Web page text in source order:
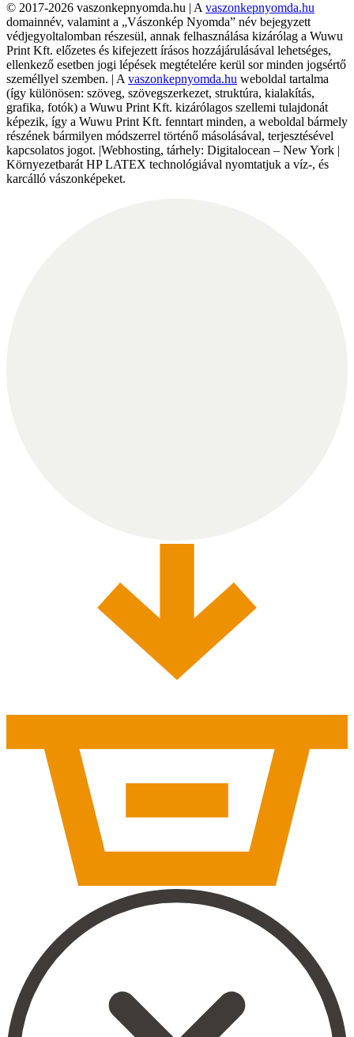
© 2017-2026 vaszonkepnyomda.hu | A vaszonkepnyomda.hu
domainnév, valamint a „Vászonkép Nyomda” név bejegyzett
védjegyoltalomban részesül, annak felhasználása kizárólag a Wuwu
Print Kft. előzetes és kifejezett írásos hozzájárulásával lehetséges,
ellenkező esetben jogi lépések megtételére kerül sor minden jogsértő
személlyel szemben. | A vaszonkepnyomda.hu weboldal tartalma
(így különösen: szöveg, szövegszerkezet, struktúra, kialakítás,
grafika, fotók) a Wuwu Print Kft. kizárólagos szellemi tulajdonát
képezik, így a Wuwu Print Kft. fenntart minden, a weboldal bármely
részének bármilyen módszerrel történő másolásával, terjesztésével
kapcsolatos jogot. |Webhosting, tárhely: Digitalocean – New York |
Környezetbarát HP LATEX technológiával nyomtatjuk a víz-, és
karcálló vászonképeket.